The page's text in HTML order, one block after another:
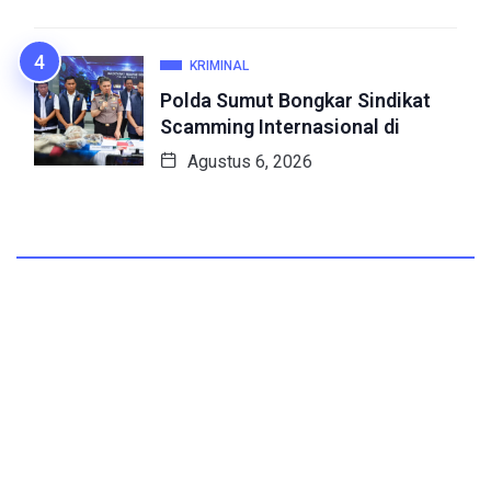
KRIMINAL
Polda Sumut Bongkar Sindikat
Scamming Internasional di
Agustus 6, 2026